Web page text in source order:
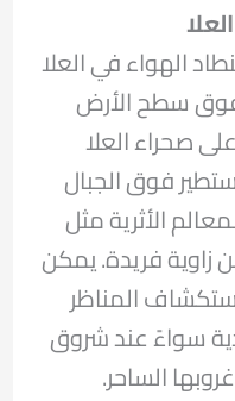
الهواء في العلا
إلى 1,200 متر فوق سطح الأرض
صحراء العلا
ستطير فوق الجبال
الأثرية مثل
زاوية فريدة. يمكن
المناظر
سواءً عند شروق
الساحر.